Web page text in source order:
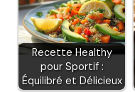
Recette Healthy
pour Sportif :
Équilibré et Délicieux